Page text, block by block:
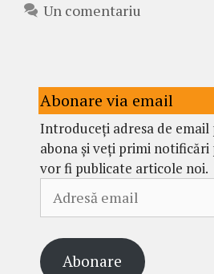
Un comentariu
Abonare via email
Introduceți adresa de email
abona și veți primi
vor fi publicate articole noi.
email
Abonare